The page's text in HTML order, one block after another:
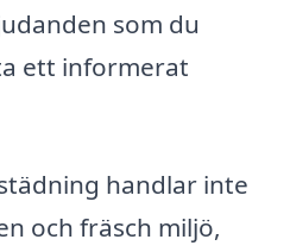
som du
ett informerat
handlar inte
och fräsch miljö,